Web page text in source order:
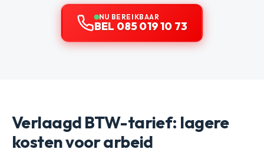
NU BEREIKBAAR
BEL 085 019 10 73
Verlaagd BTW-tarief: lagere
kosten voor arbeid